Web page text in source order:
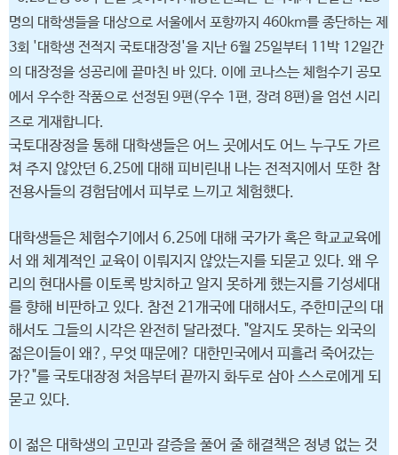
명의 대학생들을 대상으로 서울에서 포항까지 460km를 종단하는 제
3회 '대학생 전적지 국토대장정'을 지난 6월 25일부터 11박 12일간
의 대장정을 성공리에 끝마친 바 있다. 이에 코나스는 체험수기 공모
에서 우수한 작품으로 선정된 9편(우수 1편, 장려 8편)을 엄선 시리
즈로 게재합니다.
국토대장정을 통해 대학생들은 어느 곳에서도 어느 누구도 가르
쳐 주지 않았던 6.25에 대해 피비린내 나는 전적지에서 또한 참
전용사들의 경험담에서 피부로 느끼고 체험했다.
대학생들은 체험수기에서 6.25에 대해 국가가 혹은 학교교육에
서 왜 체계적인 교육이 이뤄지지 않았는지를 되묻고 있다. 왜 우
리의 현대사를 이토록 방치하고 알지 못하게 했는지를 기성세대
를 향해 비판하고 있다. 참전 21개국에 대해서도, 주한미군의 대
해서도 그들의 시각은 완전히 달라졌다. "알지도 못하는 외국의
젊은이들이 왜?, 무엇 때문에? 대한민국에서 피흘러 죽어갔는
가?"를 국토대장정 처음부터 끝까지 화두로 삼아 스스로에게 되
묻고 있다.
이 젊은 대학생의 고민과 갈증을 풀어 줄 해결책은 정녕 없는 것